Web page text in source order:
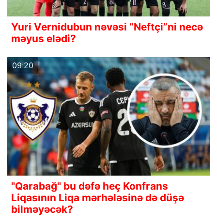
Yuri Vernidubun nəvəsi “Neftçi”ni necə
məyus elədi?
09:20
"Qarabağ" bu dəfə heç Konfrans
Liqasının Liqa mərhələsinə də düşə
bilməyəcək?